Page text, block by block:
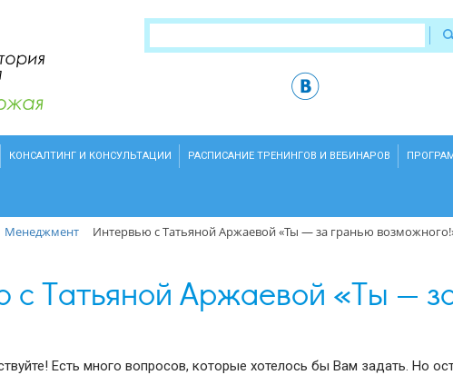
КОНСАЛТИНГ И КОНСУЛЬТАЦИИ РАСПИСАНИЕ ТРЕНИНГОВ И ВЕБИНАРОВ
Менеджмент Интервью с Татьяной Аржаевой «Ты — за гранью
с Татьяной Аржаевой «Ты —
Есть много вопросов, которые хотелось бы Вам задать. Но